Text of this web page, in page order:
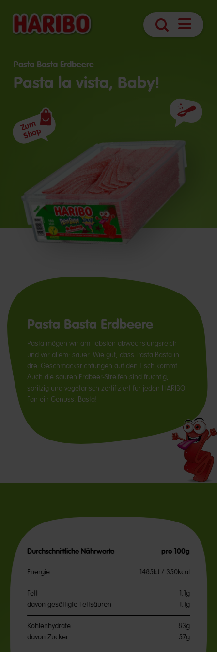
Suche
Pasta Basta Erdbeere
Pasta la vista, Baby!
Zutaten
Zum
Shop
Pasta Basta Erdbeere
Pasta mögen wir am liebsten abwechslungsreich
und vor allem: sauer. Wie gut, dass Pasta Basta in
drei Geschmacksrichtungen auf den Tisch kommt.
Auch die sauren Erdbeer-Streifen sind fruchtig,
spritzig und vegetarisch zertifiziert für jeden HARIBO-
Fan ein Genuss. Basta!
Durchschnittliche Nährwerte pro 100g
Energie 1485kJ / 350kcal
Fett
1.1g
davon gesättigte Fettsäuren
1.1g
Kohlenhydrate
83g
davon Zucker
57g